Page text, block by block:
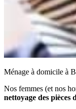
Ménage à domicile à
Nos femmes (et nos
nettoyage des